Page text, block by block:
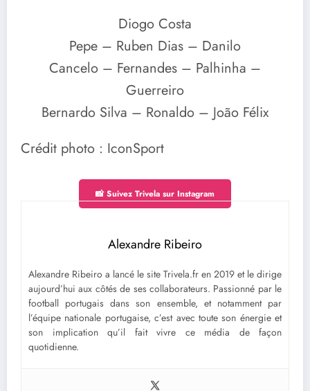
Diogo Costa
Pepe – Ruben Dias – Danilo
Cancelo – Fernandes – Palhinha –
Guerreiro
Bernardo Silva – Ronaldo – João Félix
Crédit photo : IconSport
📸 Suivez Trivela sur Instagram
Alexandre Ribeiro
Alexandre Ribeiro a lancé le site Trivela.fr en 2019 et le dirige
aujourd’hui aux côtés de ses collaborateurs. Passionné par le
football portugais dans son ensemble, et notamment par
l’équipe nationale portugaise, c’est avec toute son énergie et
son implication qu’il fait vivre ce média de façon
quotidienne.